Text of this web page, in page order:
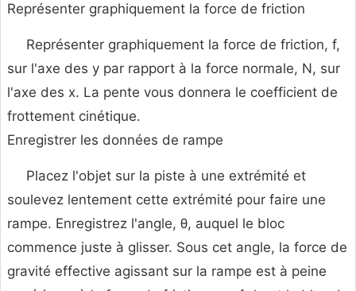
Représenter graphiquement la force de friction
Représenter graphiquement la force de friction, f,
sur l'axe des y par rapport à la force normale, N, sur
l'axe des x. La pente vous donnera le coefficient de
frottement cinétique.
Enregistrer les données de rampe
Placez l'objet sur la piste à une extrémité et
soulevez lentement cette extrémité pour faire une
rampe. Enregistrez l'angle, θ, auquel le bloc
commence juste à glisser. Sous cet angle, la force de
gravité effective agissant sur la rampe est à peine